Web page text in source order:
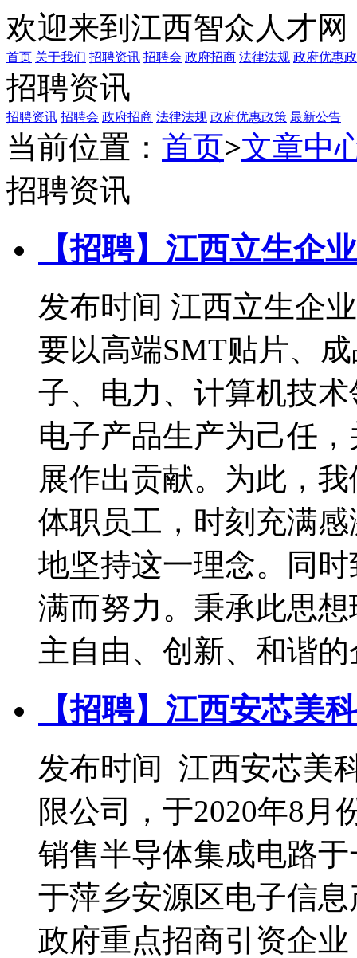
欢迎来到江西智众人才网
首页 关于我们 招聘资讯 招聘会 政府招商 法律法规 政府优惠
招聘资讯
招聘资讯 招聘会 政府招商 法律法规 政府优惠政策 最新公告
当前位置： 首页>文章中
招聘资讯
【招聘】江西立生企
发布时间 江西立生企
要以高端SMT贴片、
子、电力、计算机技
电子产品生产为己任
展作出贡献。为此，
体职员工，时刻充满
地坚持这一理念。同
满而努力。秉承此思
主自由、创新、和谐
【招聘】江西安芯美
发布时间 江西安芯美
限公司，于2020年8月
销售半导体集成电路
于萍乡安源区电子信
政府重点招商引资企